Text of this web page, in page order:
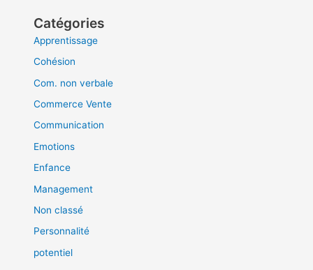
Catégories
Apprentissage
Cohésion
Com. non verbale
Commerce Vente
Communication
Emotions
Enfance
Management
Non classé
Personnalité
potentiel